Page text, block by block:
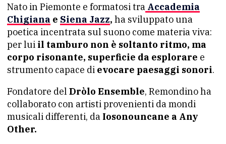
Nato in Piemonte e formatosi tra Accademia
Chigiana e Siena Jazz, ha sviluppato una
poetica incentrata sul suono come materia viva:
per lui il tamburo non è soltanto ritmo, ma
corpo risonante, superficie da esplorare e
strumento capace di evocare paesaggi sonori.
Fondatore del Dròlo Ensemble, Remondino ha
collaborato con artisti provenienti da mondi
musicali differenti, da Iosonouncane a Any
Other.